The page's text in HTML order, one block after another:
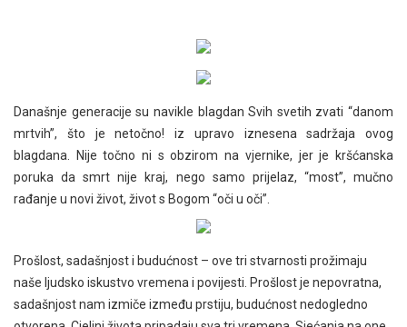
Današnje generacije su navikle blagdan Svih svetih zvati “danom
mrtvih”, što je netočno! iz upravo iznesena sadržaja ovog
blagdana. Nije točno ni s obzirom na vjernike, jer je kršćanska
poruka da smrt nije kraj, nego samo prijelaz, “most”, mučno
rađanje u novi život, život s Bogom “oči u oči”.
Prošlost, sadašnjost i budućnost – ove tri stvarnosti prožimaju
naše ljudsko iskustvo vremena i povijesti. Prošlost je nepovratna,
sadašnjost nam izmiče između prstiju, budućnost nedogledno